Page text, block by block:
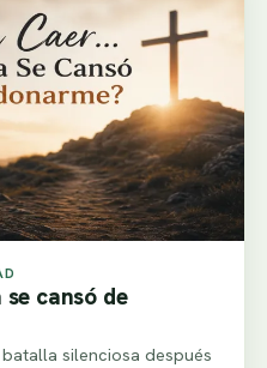
cansó de
silenciosa después